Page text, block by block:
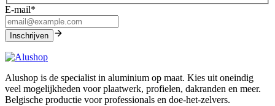
E-mail*
Alushop is de specialist in aluminium op maat. Kies uit oneindig
veel mogelijkheden voor plaatwerk, profielen, dakranden en meer.
Belgische productie voor professionals en doe-het-zelvers.